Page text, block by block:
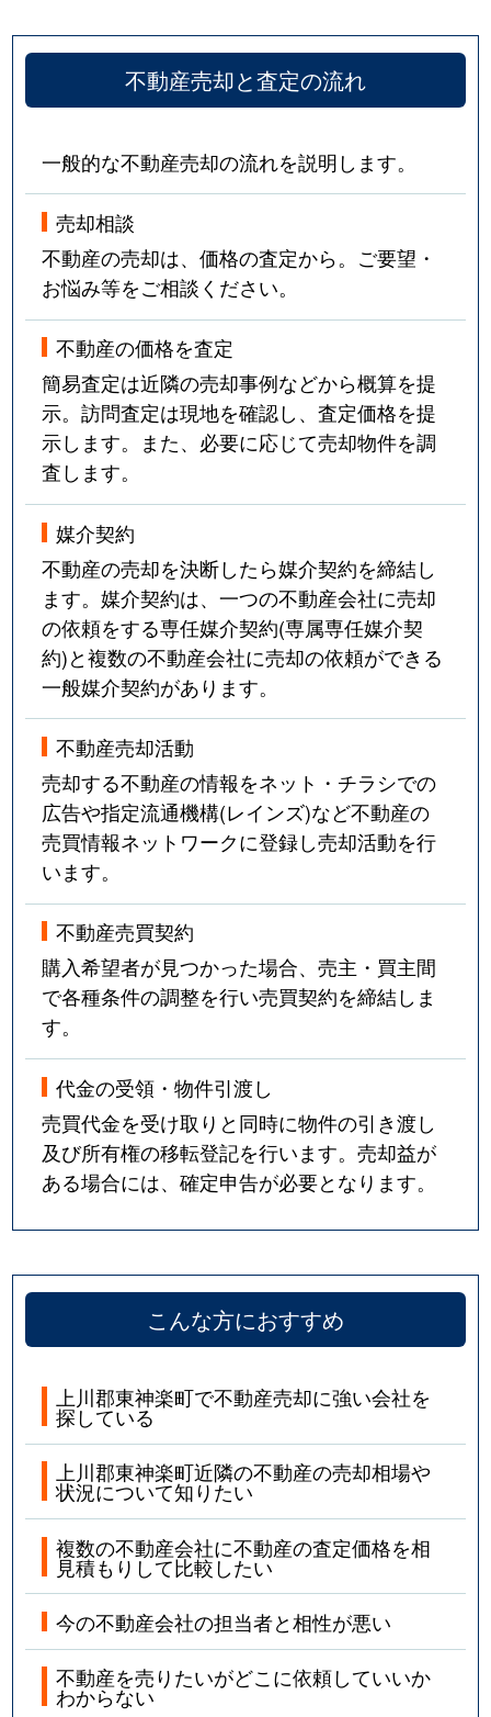
不動産売却と査定の流れ
一般的な不動産売却の流れを説明します。
売却相談
不動産の売却は、価格の査定から。ご要望・
お悩み等をご相談ください。
不動産の価格を査定
簡易査定は近隣の売却事例などから概算を提
示。訪問査定は現地を確認し、査定価格を提
示します。また、必要に応じて売却物件を調
査します。
媒介契約
不動産の売却を決断したら媒介契約を締結し
ます。媒介契約は、一つの不動産会社に売却
の依頼をする専任媒介契約(専属専任媒介契
約)と複数の不動産会社に売却の依頼ができる
一般媒介契約があります。
不動産売却活動
売却する不動産の情報をネット・チラシでの
広告や指定流通機構(レインズ)など不動産の
売買情報ネットワークに登録し売却活動を行
います。
不動産売買契約
購入希望者が見つかった場合、売主・買主間
で各種条件の調整を行い売買契約を締結しま
す。
代金の受領・物件引渡し
売買代金を受け取りと同時に物件の引き渡し
及び所有権の移転登記を行います。売却益が
ある場合には、確定申告が必要となります。
こんな方におすすめ
上川郡東神楽町で不動産売却に強い会社を
探している
上川郡東神楽町近隣の不動産の売却相場や
状況について知りたい
複数の不動産会社に不動産の査定価格を相
見積もりして比較したい
今の不動産会社の担当者と相性が悪い
不動産を売りたいがどこに依頼していいか
わからない